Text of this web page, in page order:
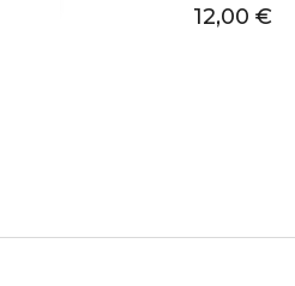
12,00€